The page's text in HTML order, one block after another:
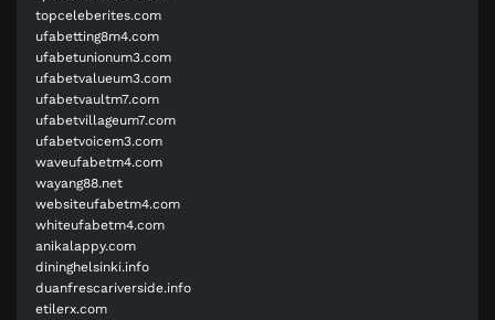
topceleberites.com
ufabetting8m4.com
ufabetunionum3.com
ufabetvalueum3.com
ufabetvaultm7.com
ufabetvillageum7.com
ufabetvoicem3.com
waveufabetm4.com
wayang88.net
websiteufabetm4.com
whiteufabetm4.com
anikalappy.com
dininghelsinki.info
duanfrescariverside.info
etilerx.com